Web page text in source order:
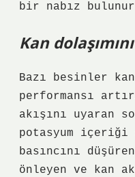
bir nabız
Kan
Bazı besinler
performansı
akışını uyaran
potasyum içeriği
basıncını
önleyen ve kan